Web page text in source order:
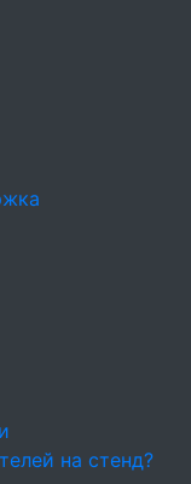
на стенд?